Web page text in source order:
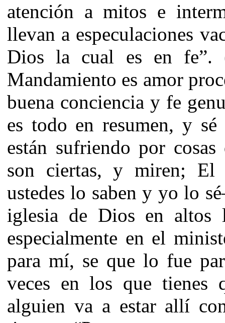
atención a mitos e
llevan a especulaciones
Dios la cual es en fe”.
Mandamiento es amor
buena conciencia y fe
es todo en resumen, y
están sufriendo por
son ciertas, y miren; El
ustedes lo saben y yo lo
iglesia de Dios en altos
especialmente en el
para mí, se que lo fue
veces en los que tienes
alguien va a estar allí